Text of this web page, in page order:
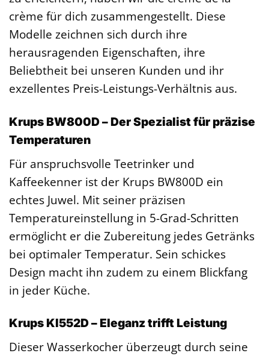
crème für dich zusammengestellt. Diese
Modelle zeichnen sich durch ihre
herausragenden Eigenschaften, ihre
Beliebtheit bei unseren Kunden und ihr
exzellentes Preis-Leistungs-Verhältnis aus.
Krups BW800D – Der Spezialist für präzise
Temperaturen
Für anspruchsvolle Teetrinker und
Kaffeekenner ist der Krups BW800D ein
echtes Juwel. Mit seiner präzisen
Temperatureinstellung in 5-Grad-Schritten
ermöglicht er die Zubereitung jedes Getränks
bei optimaler Temperatur. Sein schickes
Design macht ihn zudem zu einem Blickfang
in jeder Küche.
Krups KI552D – Eleganz trifft Leistung
Dieser Wasserkocher überzeugt durch seine